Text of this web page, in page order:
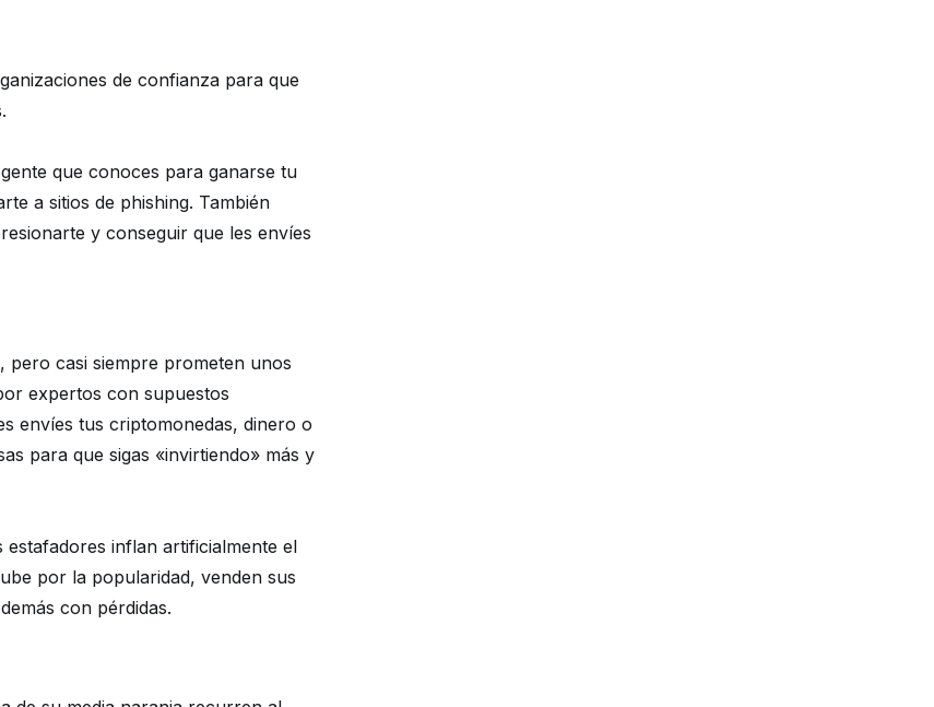
de confianza para que
que conoces para ganarse tu
a sitios de phishing. También
y conseguir que les envíes
pero casi siempre prometen unos
expertos con supuestos
envíes tus criptomonedas, dinero o
para que sigas «invirtiendo» más y
inflan artificialmente el
por la popularidad, venden sus
con pérdidas.